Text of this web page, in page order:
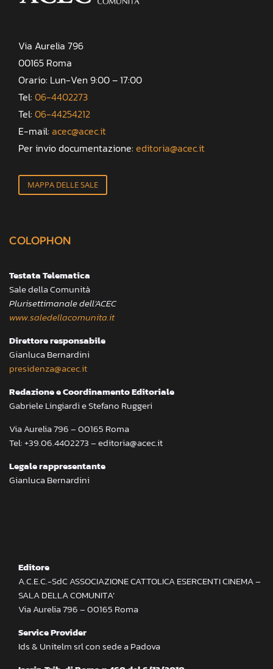
Via Aurelia 796
00165 Roma
Orario: Lun-Ven 9:00 – 17:00
Tel: 06-4402273
Tel: 06-44254212
E-mail: acec@acec.it
Per invio documentazione: editoria@acec.it
MAPPA DELLE SALE
COLOPHON
Testata Telematica
Sale della Comunità
Plurisettimanale dell’ACEC
www.saledellacomunita.it
Direttore responsabile
Gianluca Bernardini
presidenza@acec.it
Redazione e Coordinamento Editoriale
Gabriele Lingiardi e Stefano Ruggeri
Via Aurelia 796 – 00165 Roma
Tel: +39.06.4402273 – editoria@acec.it
Legale rappresentante
Gianluca Bernardini
Editore
A.C.E.C.-SdC ASSOCIAZIONE CATTOLICA ESERCENTI CINEMA –
SALA DELLA COMUNITA’
Via Aurelia 796 – 00165 Roma
Service Provider
Ids & Unitelm srl con sede a Padova